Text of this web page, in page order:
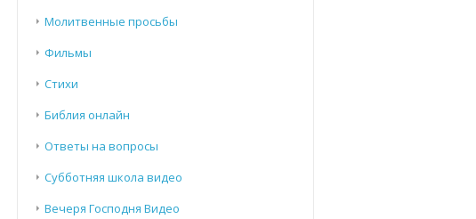
Молитвенные просьбы
Фильмы
Стихи
Библия онлайн
Ответы на вопросы
Субботняя школа видео
Вечеря Господня Видео